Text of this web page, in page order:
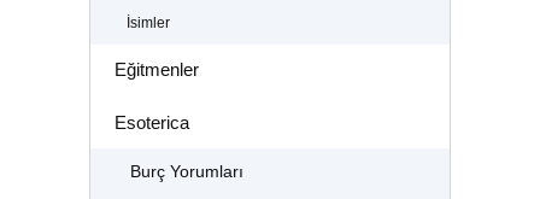
İsimler
Eğitmenler
Esoterica
Burç Yorumları